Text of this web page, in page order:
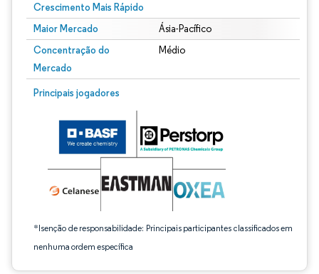
Crescimento Mais Rápido
Maior Mercado Ásia-Pacífico
Concentração do
Mercado
Médio
Principais jogadores
*Isenção de responsabilidade: Principais participantes classificados em
nenhuma ordem específica
Imagem © Mordor Intelligence. O reuso requer atribuição conforme CC BY 4.0.